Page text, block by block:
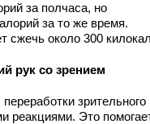
за полчаса, но
за то же время.
сжечь около 300
рук со зрением
зрительного
реакциями. Это